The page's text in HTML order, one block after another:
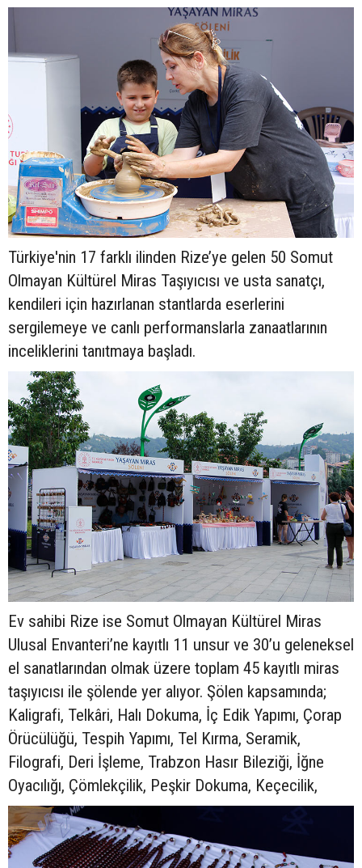
Türkiye'nin 17 farklı ilinden Rize’ye gelen 50 Somut
Olmayan Kültürel Miras Taşıyıcısı ve usta sanatçı,
kendileri için hazırlanan stantlarda eserlerini
sergilemeye ve canlı performanslarla zanaatlarının
inceliklerini tanıtmaya başladı.
Ev sahibi Rize ise Somut Olmayan Kültürel Miras
Ulusal Envanteri’ne kayıtlı 11 unsur ve 30’u geleneksel
el sanatlarından olmak üzere toplam 45 kayıtlı miras
taşıyıcısı ile şölende yer alıyor. Şölen kapsamında;
Kaligrafi, Telkâri, Halı Dokuma, İç Edik Yapımı, Çorap
Örücülüğü, Tespih Yapımı, Tel Kırma, Seramik,
Filografi, Deri İşleme, Trabzon Hasır Bileziği, İğne
Oyacılığı, Çömlekçilik, Peşkir Dokuma, Keçecilik,